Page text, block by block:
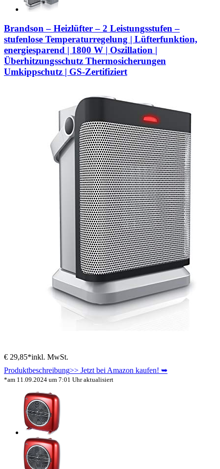
Brandson – Heizlüfter – 2 Leistungsstufen –
stufenlose Temperaturregelung | Lüfterfunktion,
energiesparend | 1800 W | Oszillation |
Überhitzungsschutz Thermosicherungen
Umkippschutz | GS-Zertifiziert
€ 29,85*inkl. MwSt.
Produktbeschreibung>> Jetzt bei Amazon kaufen! ➥
*am 11.09.2024 um 7:01 Uhr aktualisiert